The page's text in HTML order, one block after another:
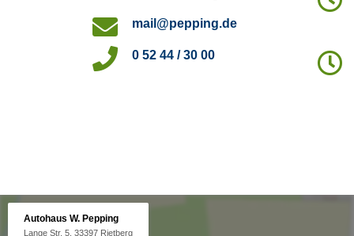
mail@pepping.de
0 52 44 / 30 00
Autohaus W. Pepping
Lange Str. 5, 33397 Rietberg